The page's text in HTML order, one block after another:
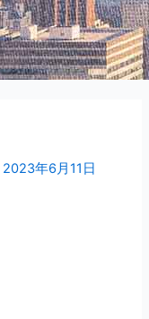
2023年6月11日